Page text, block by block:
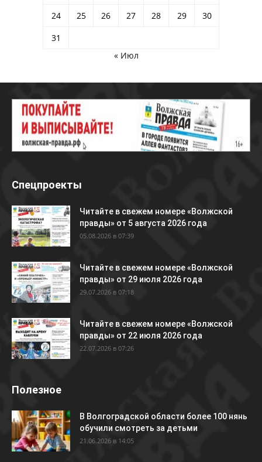
24
25 26 27 28 29
30
31
« Июл
Спецпроекты
Читайте в свежем номере «Волжской
правды» от 5 августа 2026 года
05.08.2026 в 07:39
Читайте в свежем номере «Волжской
правды» от 29 июля 2026 года
29.07.2026 в 07:18
Читайте в свежем номере «Волжской
правды» от 22 июля 2026 года
22.07.2026 в 07:26
Полезное
В Волгоградской области более 100 нянь
обучили смотреть за детьми
21.06.2026 в 14:05